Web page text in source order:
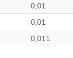
0,01
0,01
0,011